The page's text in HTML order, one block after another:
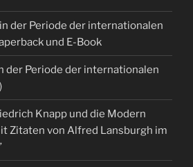
der Periode der internationalen
und E-Book
der Periode der internationalen
Knapp und die Modern
Zitaten von Alfred Lansburgh im